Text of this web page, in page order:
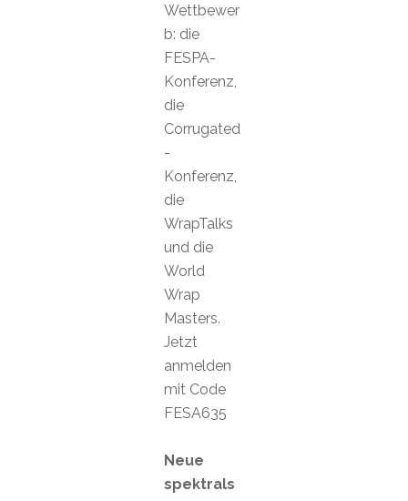
Wettbewer
b: die
FESPA-
Konferenz,
die
Corrugated
-
Konferenz,
die
WrapTalks
und die
World
Wrap
Masters.
Jetzt
anmelden
mit Code
FESA635
Neue
spektrals